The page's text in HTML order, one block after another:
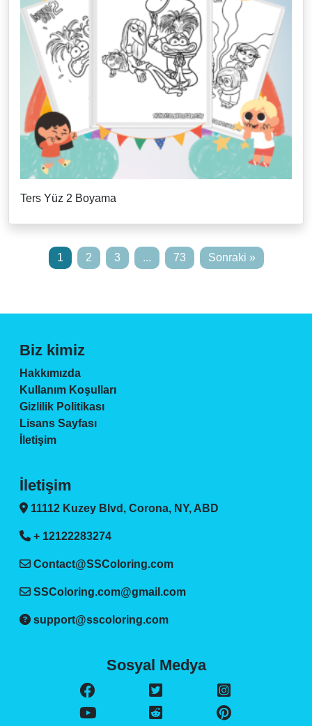
Ters Yüz 2 Boyama
1 2 3 ... 73 Sonraki »
Biz kimiz
Hakkımızda
Kullanım Koşulları
Gizlilik Politikası
Lisans Sayfası
İletişim
İletişim
11112 Kuzey Blvd, Corona, NY, ABD
+ 12122283274
Contact@SSColoring.com
SSColoring.com@gmail.com
support@sscoloring.com
Sosyal Medya